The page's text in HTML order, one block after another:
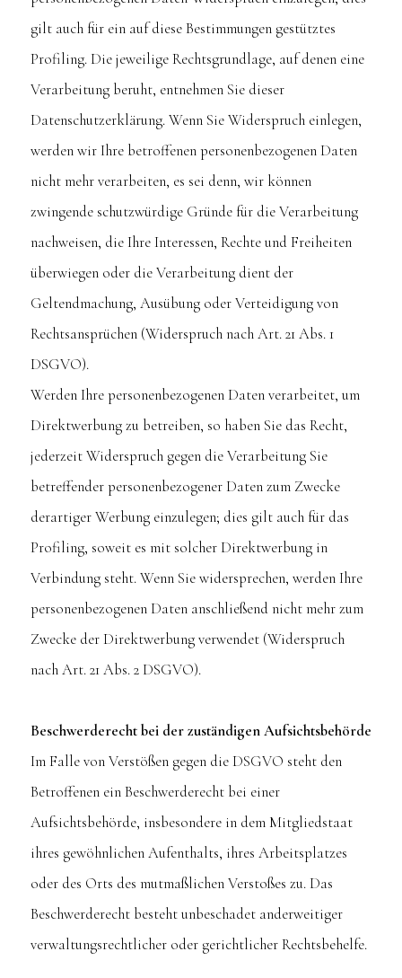
gilt auch für ein auf diese Bestimmungen gestütztes
Profiling. Die jeweilige Rechtsgrundlage, auf denen eine
Verarbeitung beruht, entnehmen Sie dieser
Datenschutzerklärung. Wenn Sie Widerspruch einlegen,
werden wir Ihre betroffenen personenbezogenen Daten
nicht mehr verarbeiten, es sei denn, wir können
zwingende schutzwürdige Gründe für die Verarbeitung
nachweisen, die Ihre Interessen, Rechte und Freiheiten
überwiegen oder die Verarbeitung dient der
Geltendmachung, Ausübung oder Verteidigung von
Rechtsansprüchen (Widerspruch nach Art. 21 Abs. 1
DSGVO).
Werden Ihre personenbezogenen Daten verarbeitet, um
Direktwerbung zu betreiben, so haben Sie das Recht,
jederzeit Widerspruch gegen die Verarbeitung Sie
betreffender personenbezogener Daten zum Zwecke
derartiger Werbung einzulegen; dies gilt auch für das
Profiling, soweit es mit solcher Direktwerbung in
Verbindung steht. Wenn Sie widersprechen, werden Ihre
personenbezogenen Daten anschließend nicht mehr zum
Zwecke der Direktwerbung verwendet (Widerspruch
nach Art. 21 Abs. 2 DSGVO).
Beschwerderecht bei der zuständigen Aufsichtsbehörde
Im Falle von Verstößen gegen die DSGVO steht den
Betroffenen ein Beschwerderecht bei einer
Aufsichtsbehörde, insbesondere in dem Mitgliedstaat
ihres gewöhnlichen Aufenthalts, ihres Arbeitsplatzes
oder des Orts des mutmaßlichen Verstoßes zu. Das
Beschwerderecht besteht unbeschadet anderweitiger
verwaltungsrechtlicher oder gerichtlicher Rechtsbehelfe.